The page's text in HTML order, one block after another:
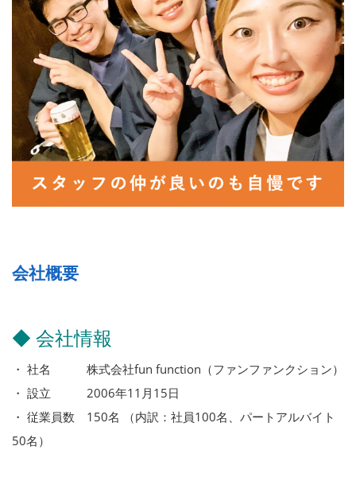
会社概要
◆ 会社情報
・ 社名 株式会社fun function（ファンファンクション）
・ 設立 2006年11月15日
・ 従業員数 150名 （内訳：社員100名、パートアルバイト
50名）